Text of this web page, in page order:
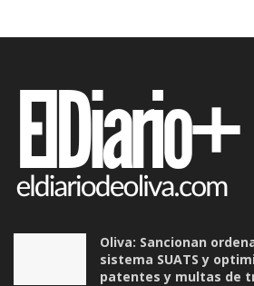
Oliva: Sancionan
sistema SUATS y
patentes y multas de